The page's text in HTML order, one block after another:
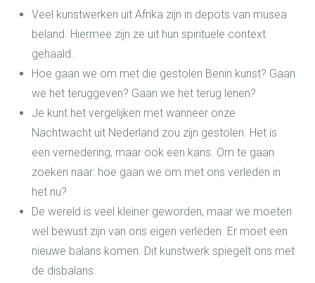
Veel kunstwerken uit Afrika zijn in depots van musea
beland. Hiermee zijn ze uit hun spirituele context
gehaald.
Hoe gaan we om met die gestolen Benin kunst? Gaan
we het teruggeven? Gaan we het terug lenen?
Je kunt het vergelijken met wanneer onze
Nachtwacht uit Nederland zou zijn gestolen. Het is
een vernedering, maar ook een kans. Om te gaan
zoeken naar: hoe gaan we om met ons verleden in
het nu?
De wereld is veel kleiner geworden, maar we moeten
wel bewust zijn van ons eigen verleden. Er moet een
nieuwe balans komen. Dit kunstwerk spiegelt ons met
de disbalans.